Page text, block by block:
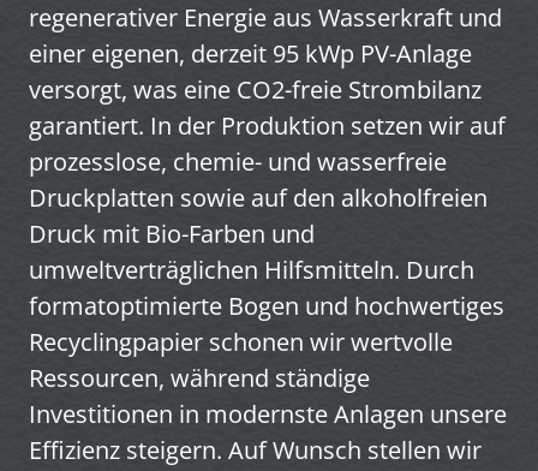
regenerativer Energie aus Wasserkraft und
einer eigenen, derzeit 95 kWp PV-Anlage
versorgt, was eine CO2-freie Strombilanz
garantiert. In der Produktion setzen wir auf
prozesslose, chemie- und wasserfreie
Druckplatten sowie auf den alkoholfreien
Druck mit Bio-Farben und
umweltverträglichen Hilfsmitteln. Durch
formatoptimierte Bogen und hochwertiges
Recyclingpapier schonen wir wertvolle
Ressourcen, während ständige
Investitionen in modernste Anlagen unsere
Effizienz steigern. Auf Wunsch stellen wir